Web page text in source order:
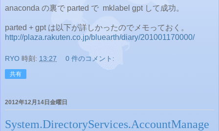
anaconda の裏で parted で mklabel gpt して成功。
parted + gpt は以下が詳しかったのでメモっておく。
http://plaza.rakuten.co.jp/bluearth/diary/201001170000/
RYO 時刻: 13:27 0 件のコメント:
共有
2012年12月14日金曜日
System.DirectoryServices.AccountManage